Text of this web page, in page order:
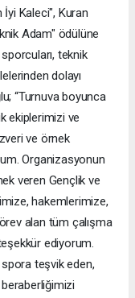
Kaleci", Kuran
Adam" ödülüne
teknik
dolayı
“Turnuva boyunca
ekiplerimizi ve
ve örnek
Organizasyonun
veren Gençlik ve
hakemlerimize,
alan tüm çalışma
ediyorum.
teşvik eden,